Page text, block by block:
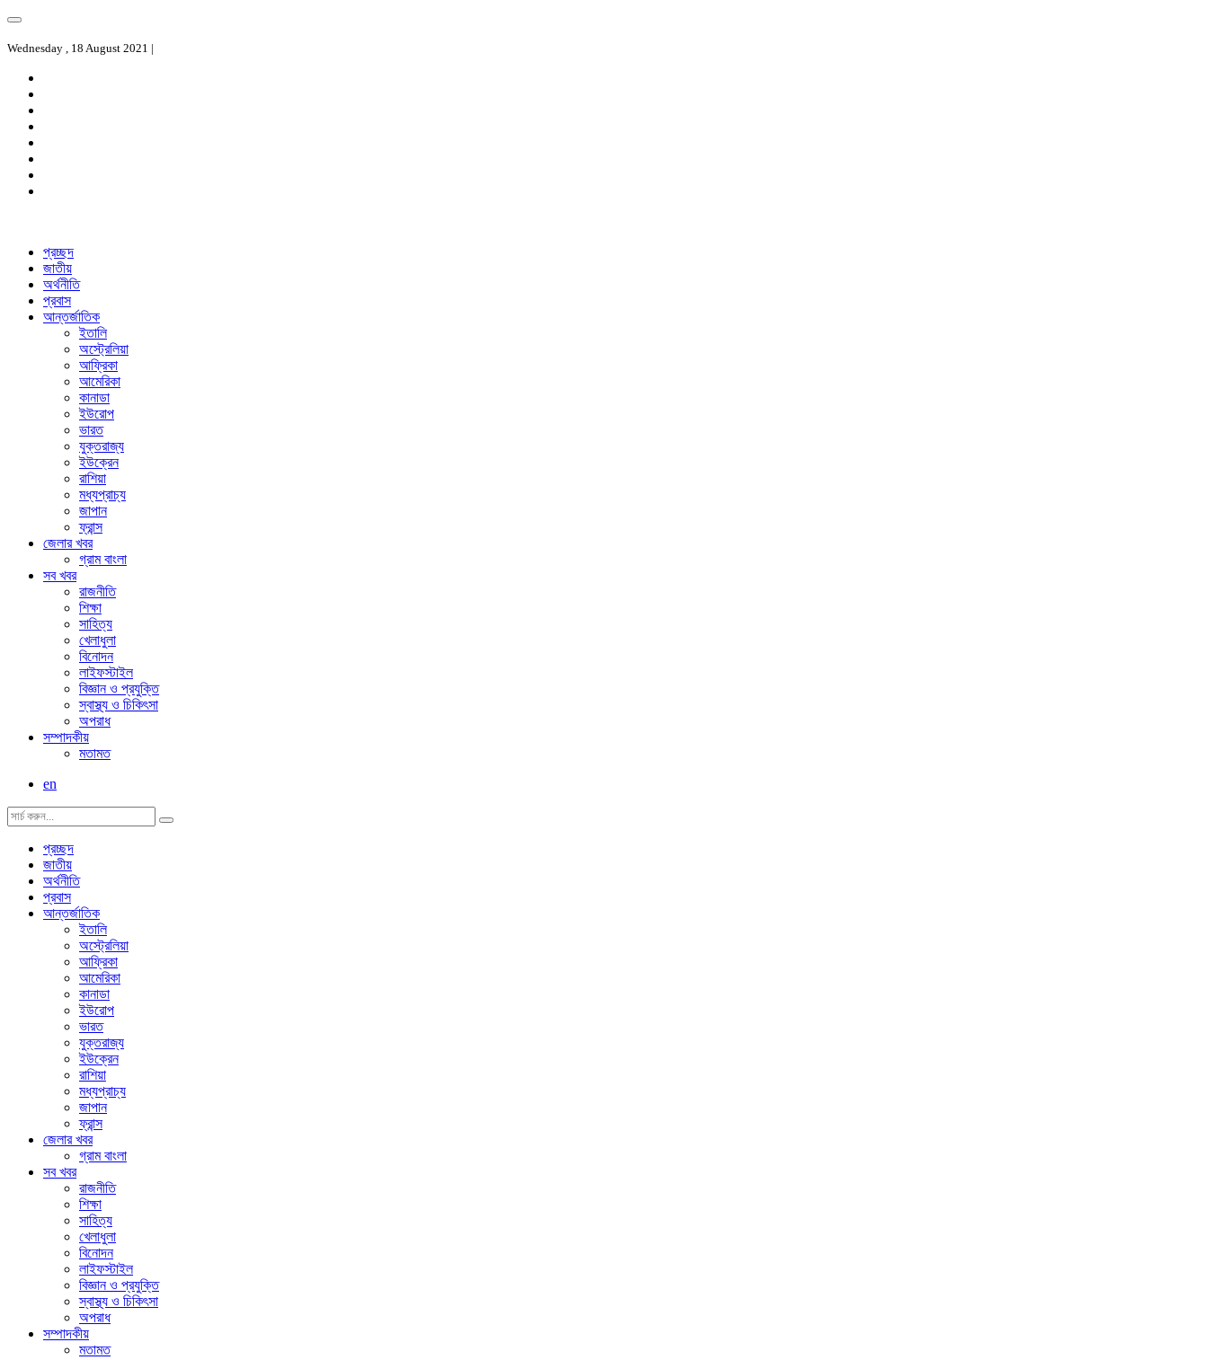
Wednesday , 18 August 2021 |
প্রচ্ছদ
জাতীয়
অর্থনীতি
প্রবাস
আন্তর্জাতিক
ইতালি
অস্ট্রেলিয়া
আফ্রিকা
আমেরিকা
কানাডা
ইউরোপ
ভারত
যুক্তরাজ্য
ইউক্রেন
রাশিয়া
মধ্যপ্রাচ্য
জাপান
ফ্রান্স
জেলার খবর
গ্রাম বাংলা
সব খবর
রাজনীতি
শিক্ষা
সাহিত্য
খেলাধুলা
বিনোদন
লাইফস্টাইল
বিজ্ঞান ও প্রযুক্তি
স্বাস্থ্য ও চিকিৎসা
অপরাধ
সম্পাদকীয়
মতামত
en
প্রচ্ছদ
জাতীয়
অর্থনীতি
প্রবাস
আন্তর্জাতিক
ইতালি
অস্ট্রেলিয়া
আফ্রিকা
আমেরিকা
কানাডা
ইউরোপ
ভারত
যুক্তরাজ্য
ইউক্রেন
রাশিয়া
মধ্যপ্রাচ্য
জাপান
ফ্রান্স
জেলার খবর
গ্রাম বাংলা
সব খবর
রাজনীতি
শিক্ষা
সাহিত্য
খেলাধুলা
বিনোদন
লাইফস্টাইল
বিজ্ঞান ও প্রযুক্তি
স্বাস্থ্য ও চিকিৎসা
অপরাধ
সম্পাদকীয়
মতামত